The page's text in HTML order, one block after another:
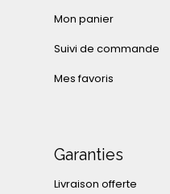
Mon panier
Suivi de commande
Mes favoris
Garanties
Livraison offerte